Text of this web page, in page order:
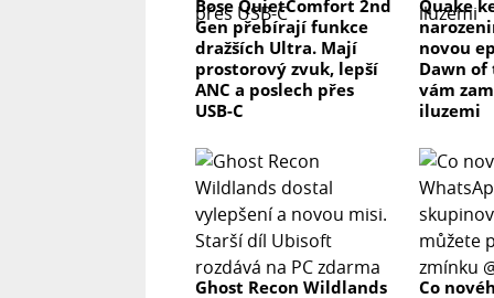
Bose QuietComfort 2nd
Gen přebírají funkce
dražších Ultra. Mají
prostorový zvuk, lepší
ANC a poslech přes
USB-C
Quake
novou
Dawn of
vám
iluzemi
Ghost Recon Wildlands
Co